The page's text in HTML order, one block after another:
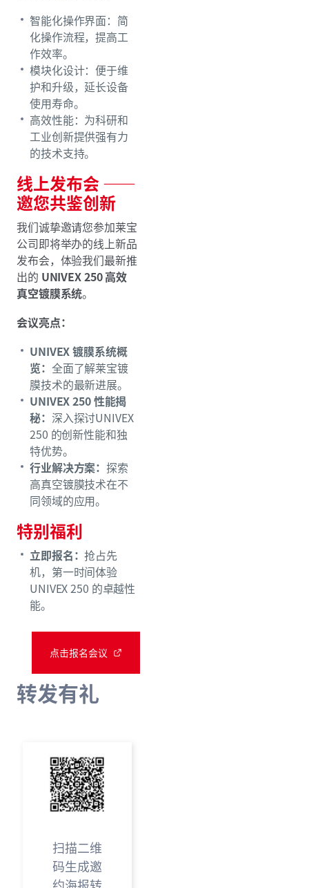
智能化操作界面：简
化操作流程，提高工
作效率。
模块化设计：便于维
护和升级，延长设备
使用寿命。
高效性能：为科研和
工业创新提供强有力
的技术支持。
线上发布会 ——
邀您共鉴创新
我们诚挚邀请您参加莱宝
公司即将举办的线上新品
发布会，体验我们最新推
出的 UNIVEX 250高效
真空镀膜系统。
会议亮点：
UNIVEX 镀膜系统概
览： 全面了解莱宝镀
膜技术的最新进展。
UNIVEX 250 性能揭
秘： 深入探讨UNIVEX
250 的创新性能和独
特优势。
行业解决方案：探索
高真空镀膜技术在不
同领域的应用。
特别福利
立即报名：抢占先
机，第一时间体验
UNIVEX 250 的卓越性
能。
点击报名会议
转发有礼
扫描二维
码生成邀